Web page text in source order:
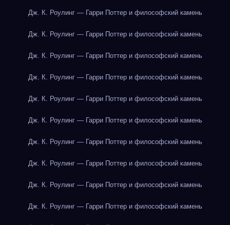
Дж. К. Роулинг — Гарри Поттер и философский камень
Дж. К. Роулинг — Гарри Поттер и философский камень
Дж. К. Роулинг — Гарри Поттер и философский камень
Дж. К. Роулинг — Гарри Поттер и философский камень
Дж. К. Роулинг — Гарри Поттер и философский камень
Дж. К. Роулинг — Гарри Поттер и философский камень
Дж. К. Роулинг — Гарри Поттер и философский камень
Дж. К. Роулинг — Гарри Поттер и философский камень
Дж. К. Роулинг — Гарри Поттер и философский камень
Дж. К. Роулинг — Гарри Поттер и философский камень